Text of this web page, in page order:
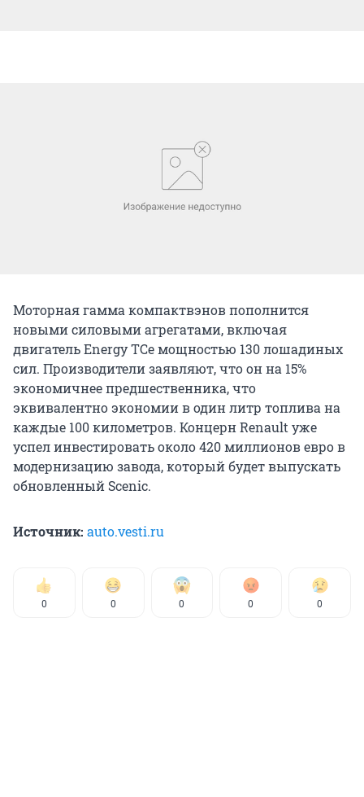
Моторная гамма компактвэнов пополнится
новыми силовыми агрегатами, включая
двигатель Energy TCe мощностью 130 лошадиных
сил. Производители заявляют, что он на 15%
экономичнее предшественника, что
эквивалентно экономии в один литр топлива на
каждые 100 километров. Концерн Renault уже
успел инвестировать около 420 миллионов евро в
модернизацию завода, который будет выпускать
обновленный Scenic.
Источник: auto.vesti.ru
0 0 0 0 0